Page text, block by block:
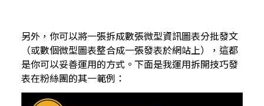
另外，你可以將一張拆成數張微型資訊圖表分批發文
（或數個微型圖表整合成一張發表於網站上），這都
是你可以妥善運用的方式。下面是我運用拆開技巧發
表在粉絲團的其一範例：